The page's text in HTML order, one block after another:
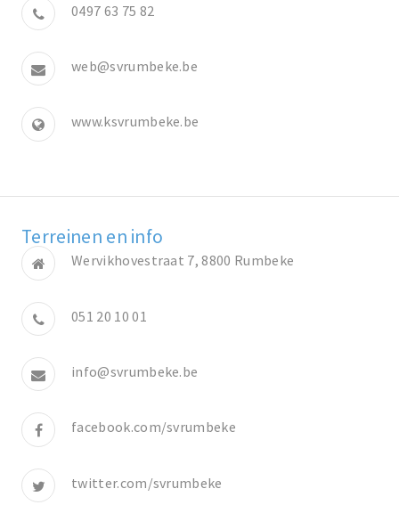
0497 63 75 82
web@svrumbeke.be
www.ksvrumbeke.be
Terreinen en info
Wervikhovestraat 7, 8800 Rumbeke
051 20 10 01
info@svrumbeke.be
facebook.com/svrumbeke
twitter.com/svrumbeke